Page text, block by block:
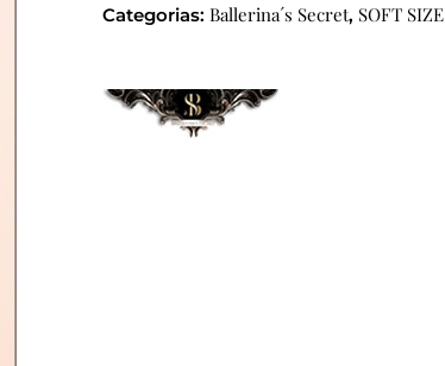
Categorias: Ballerina´s Secret, SOFT SIZE